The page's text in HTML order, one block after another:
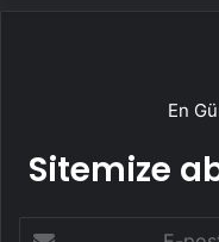
En
Sitemize